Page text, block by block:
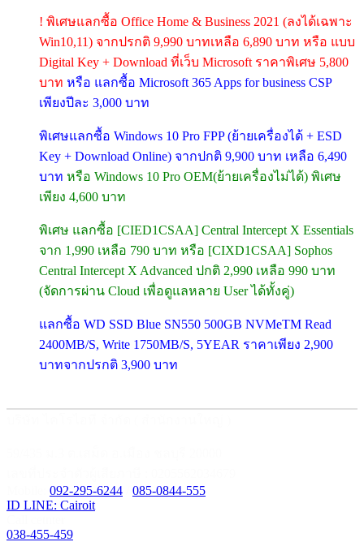
! พิเศษแลกซื้อ Office Home & Business 2021 (ลงได้เฉพาะ
Win10,11) จากปรกติ 9,990 บาทเหลือ 6,890 บาท หรือ แบบ
Digital Key + Download ที่เว็บ Microsoft ราคาพิเศษ 5,800
บาท หรือ แลกซื้อ Microsoft 365 Apps for business CSP
เพียงปีละ 3,000 บาท
พิเศษแลกซื้อ Windows 10 Pro FPP (ย้ายเครื่องได้ + ESD
Key + Download Online) จากปกติ 9,900 บาท เหลือ 6,490
บาท หรือ Windows 10 Pro OEM(ย้ายเครื่องไม่ได้) พิเศษ
เพียง 4,600 บาท
พิเศษ แลกซื้อ [CIED1CSAA] Central Intercept X Essentials
จาก 1,990 เหลือ 790 บาท หรือ [CIXD1CSAA] Sophos
Central Intercept X Advanced ปกติ 2,990 เหลือ 990 บาท
(จัดการผ่าน Cloud เพื่อดูแลหลาย User ได้ทั้งคู่)
แลกซื้อ WD SSD Blue SN550 500GB NVMeTM Read
2400MB/S, Write 1750MB/S, 5YEAR ราคาเพียง 2,900
บาทจากปรกติ 3,900 บาท
092-295-6244
085-0844-555
ID LINE: Cairoit
038-455-459